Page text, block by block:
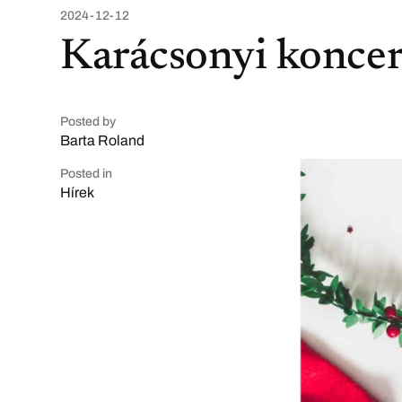
2024-12-12
Karácsonyi
Posted by
Barta Roland
Posted in
Hírek